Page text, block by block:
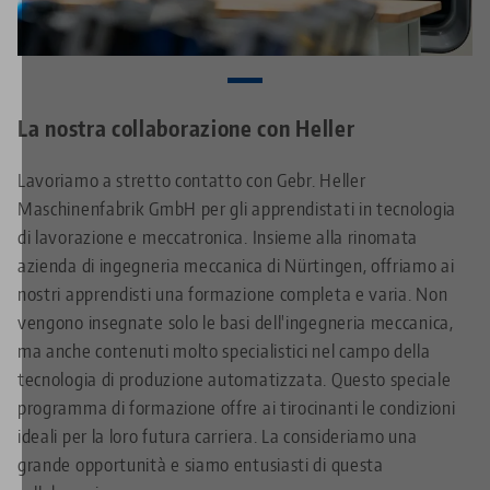
La nostra collaborazione con Heller
Lavoriamo a stretto contatto con Gebr. Heller
Maschinenfabrik GmbH per gli apprendistati in tecnologia
di lavorazione e meccatronica. Insieme alla rinomata
azienda di ingegneria meccanica di Nürtingen, offriamo ai
nostri apprendisti una formazione completa e varia. Non
vengono insegnate solo le basi dell'ingegneria meccanica,
ma anche contenuti molto specialistici nel campo della
tecnologia di produzione automatizzata. Questo speciale
programma di formazione offre ai tirocinanti le condizioni
ideali per la loro futura carriera. La consideriamo una
grande opportunità e siamo entusiasti di questa